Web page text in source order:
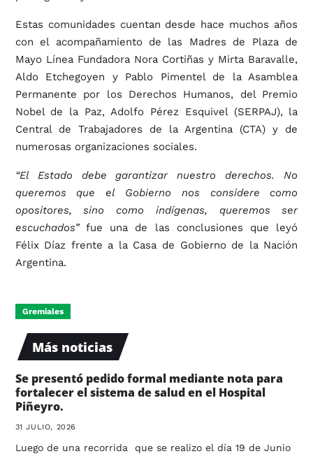
Estas comunidades cuentan desde hace muchos años
con el acompañamiento de las Madres de Plaza de
Mayo Línea Fundadora Nora Cortiñas y Mirta Baravalle,
Aldo Etchegoyen y Pablo Pimentel de la Asamblea
Permanente por los Derechos Humanos, del Premio
Nobel de la Paz, Adolfo Pérez Esquivel (SERPAJ), la
Central de Trabajadores de la Argentina (CTA) y de
numerosas organizaciones sociales.
“El Estado debe garantizar nuestro derechos. No
queremos que el Gobierno nos considere como
opositores, sino como indígenas, queremos ser
escuchados”fue una de las conclusiones que leyó
Félix Díaz frente a la Casa de Gobierno de la Nación
Argentina.
Gremiales
Más noticias
Se presentó pedido formal mediante nota para
fortalecer el sistema de salud en el Hospital
Piñeyro.
31 JULIO, 2026
Luego de una recorrida que se realizo el día 19 de Junio